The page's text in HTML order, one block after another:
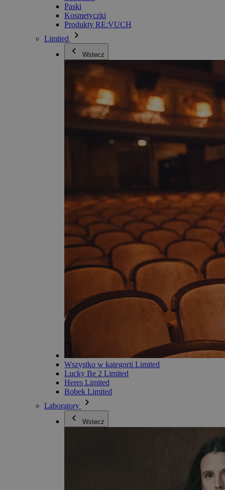
Paski
Kosmetyczki
Produkty RE:VUCH
Limited
Wstecz
Wszystko w kategorii Limited
Lucky Be 2 Limited
Heres Limited
Bobek Limited
Laboratory
Wstecz